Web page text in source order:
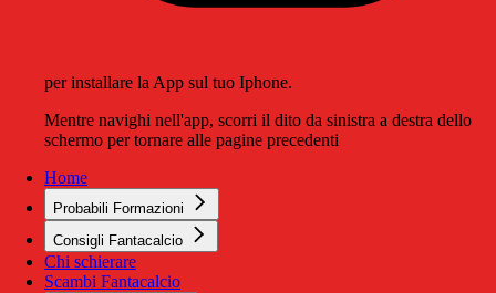
per installare la App sul tuo Iphone.
Mentre navighi nell'app, scorri il dito da sinistra a destra dello
schermo per tornare alle pagine precedenti
Home
Probabili Formazioni
Consigli Fantacalcio
Chi schierare
Scambi Fantacalcio